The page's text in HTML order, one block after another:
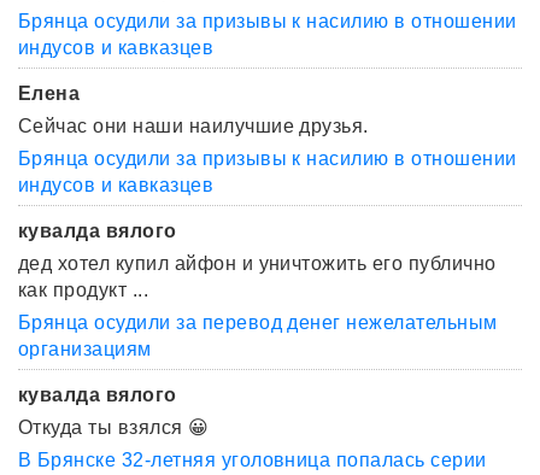
Брянца осудили за призывы к насилию в отношении
индусов и кавказцев
Елена
Сейчас они наши наилучшие друзья.
Брянца осудили за призывы к насилию в отношении
индусов и кавказцев
кувалда вялого
дед хотел купил айфон и уничтожить его публично
как продукт ...
Брянца осудили за перевод денег нежелательным
организациям
кувалда вялого
Откуда ты взялся 😀
В Брянске 32-летняя уголовница попалась серии